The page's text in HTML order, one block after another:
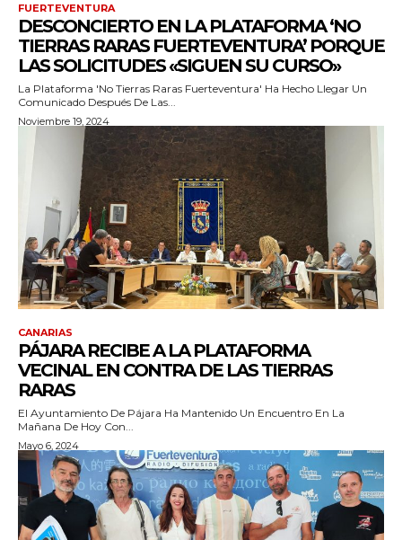
FUERTEVENTURA
DESCONCIERTO EN LA PLATAFORMA ‘NO
TIERRAS RARAS FUERTEVENTURA’ PORQUE
LAS SOLICITUDES «SIGUEN SU CURSO»
La Plataforma 'No Tierras Raras Fuerteventura' Ha Hecho Llegar Un
Comunicado Después De Las...
Noviembre 19, 2024
CANARIAS
PÁJARA RECIBE A LA PLATAFORMA
VECINAL EN CONTRA DE LAS TIERRAS
RARAS
El Ayuntamiento De Pájara Ha Mantenido Un Encuentro En La
Mañana De Hoy Con...
Mayo 6, 2024